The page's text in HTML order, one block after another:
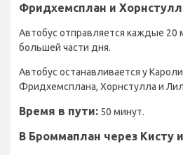
Фридхемсплан и Хорнстулл
Автобус отправляется каждые 20
большей части дня.
Автобус останавливается у
Фридхемсплана, Хорнстулла и
Время в пути: 50 минут.
В Броммаплан через Кисту